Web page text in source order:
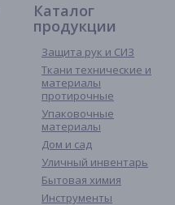
Каталог
продукции
Защита рук и СИЗ
Ткани технические и
материалы
протирочные
Упаковочные
материалы
Дом и сад
Уличный инвентарь
Бытовая химия
Инструменты